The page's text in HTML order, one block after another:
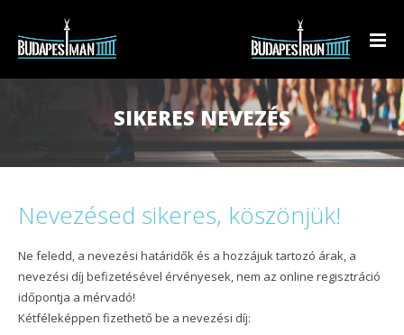
BUDAPESTMAN TRIATLON
Technikai értekezlet anyaga
Beharangozó
Rendezvényinfó
Programtábla
BUDAPESTRUN
Eredmények
Beharangozó
Rendezvényinfó
BudapestRun Ladies
Eredmények
Beharangozó
BudapestRun Junior
Beharangozó
Triatlon egyesületek
Előadások
Triatlon 90 napos edzésterv
KAPCSOLAT
HU
HU
SIKERES NEVEZÉS
Nevezésed sikeres, köszönjük!
Ne feledd, a nevezési határidők és a hozzájuk tartozó árak, a
nevezési díj befizetésével érvényesek, nem az online regisztráció
időpontja a mérvadó!
Kétféleképpen fizethető be a nevezési díj: